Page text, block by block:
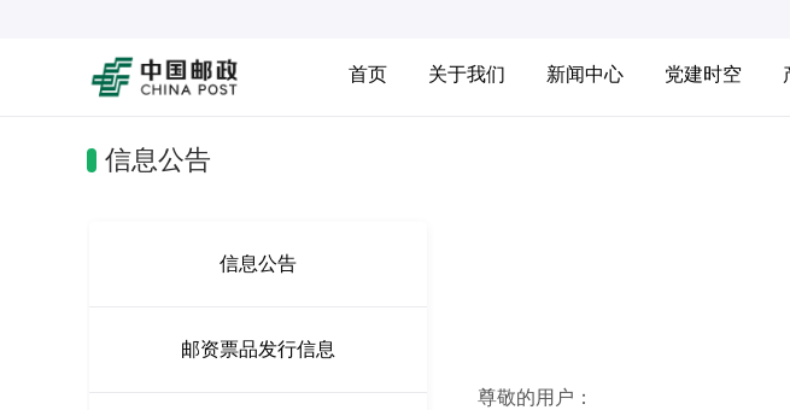
首页 关于我们 新闻中心 党建时空
信息公告
信息公告
邮资票品发行信息
尊敬的用户：